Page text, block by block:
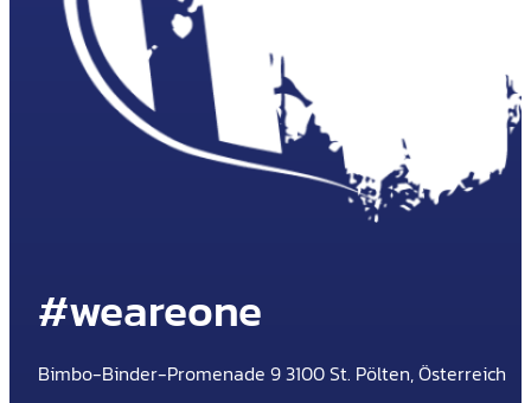
#weareone
Bimbo-Binder-Promenade 9 3100 St. Pölten, Österreich